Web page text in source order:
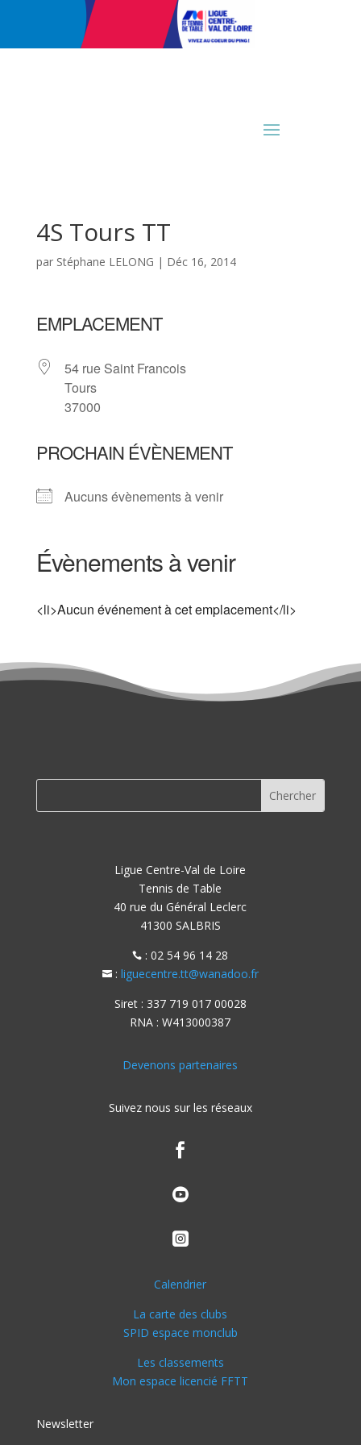
4S Tours TT
par Stéphane LELONG | Déc 16, 2014
EMPLACEMENT
54 rue Saint Francois
Tours
37000
PROCHAIN ÉVÈNEMENT
Aucuns évènements à venir
Évènements à venir
<li>Aucun événement à cet emplacement</li>
Ligue Centre-Val de Loire
Tennis de Table
40 rue du Général Leclerc
41300 SALBRIS
 : 02 54 96 14 28
: liguecentre.tt@wanadoo.fr
Siret : 337 719 017 00028
RNA : W413000387
Devenons partenaires
Suivez nous sur les réseaux



Calendrier
La carte des clubs
SPID espace monclub
Les classements
Mon espace licencié FFTT
Newsletter